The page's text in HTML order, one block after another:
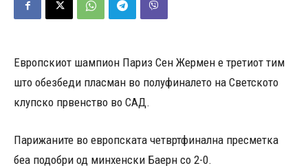
Европскиот шампион Париз Сен Жермен е третиот тим
што обезбеди пласман во полуфиналето на Светското
клупско првенство во САД.
Парижаните во европската четвртфинална пресметка
беа подобри од минхенски Баерн со 2-0.